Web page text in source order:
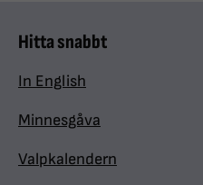
Hitta snabbt
In English
Minnesgåva
Valpkalendern